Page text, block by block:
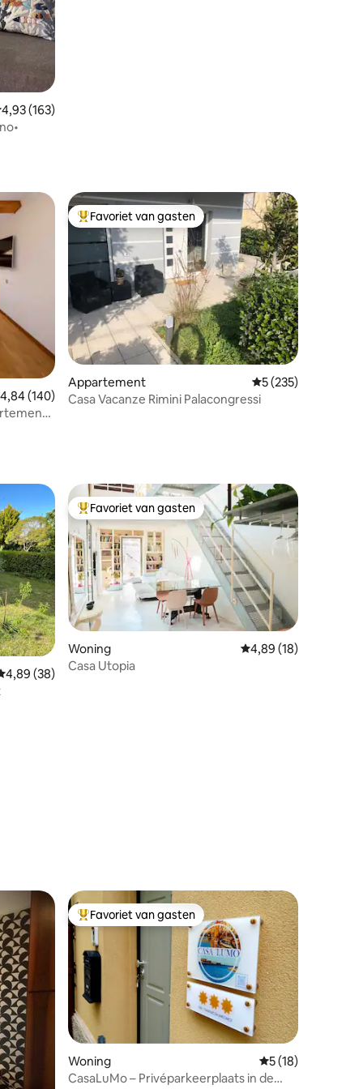
beoordeling van 4,93 uit 5, 163 recensies
4,93 (163)
beoordeling van 4,84 uit 5, 140 recensies
4,84 (140)
zee
Topfavoriet van gasten
Favoriet van gasten
Appartement Gemiddelde
5 (235)
Casa Vacanze Rimini Palacongressi
beoordeling van 4,89 uit 5, 38 recensies
4,89 (38)
Topfavoriet van gasten
Favoriet van gasten
Woning Gemiddelde
4,89 (18)
Casa Utopia
Topfavoriet van gasten
Favoriet van gasten
Woning Gemiddelde
5 (18)
CasaLuMo – Privéparkeerplaats in de